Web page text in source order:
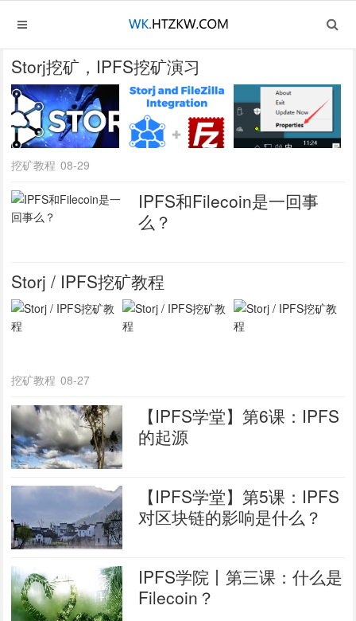
Storj挖矿，IPFS挖矿演习
挖矿教程 08-29
IPFS和Filecoin是一回事
么？
Storj / IPFS挖矿教程
挖矿教程 08-27
【IPFS学堂】第6课：IPFS
的起源
【IPFS学堂】第5课：IPFS
对区块链的影响是什么？
IPFS学院丨第三课：什么是
Filecoin？